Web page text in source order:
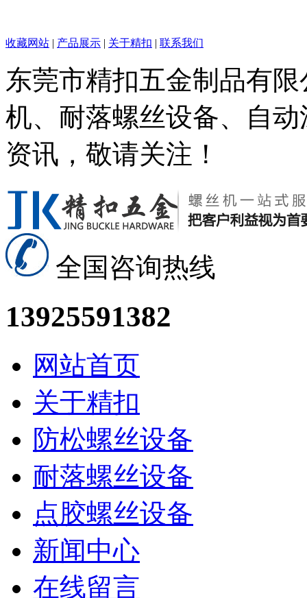
收藏网站 | 产品展示 | 关于精扣 | 联系我们
东莞市精扣五金制品有
机、耐落螺丝设备、自
资讯，敬请关注！
全国咨询热线
13925591382
网站首页
关于精扣
防松螺丝设备
耐落螺丝设备
点胶螺丝设备
新闻中心
在线留言